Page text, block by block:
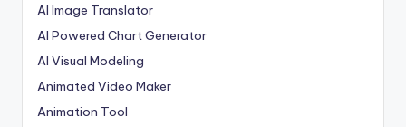
AI Image Translator
AI Powered Chart Generator
AI Visual Modeling
Animated Video Maker
Animation Tool